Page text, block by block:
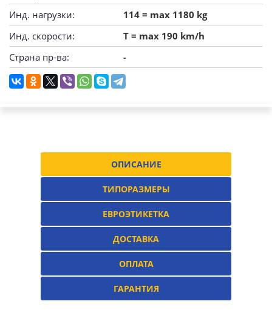
Инд. нагрузки:
114 = max 1180 kg
Инд. скорости:
T = max 190 km/h
Страна пр-ва:
-
ОПИСАНИЕ
ТИПОРАЗМЕРЫ
ЕВРОЭТИКЕТКА
ДОСТАВКА
ОПЛАТА
ГАРАНТИЯ